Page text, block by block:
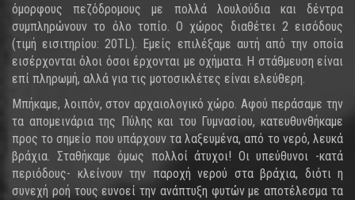
όμορφους πεζόδρομους με πολλά λουλούδια και δέντρα
συμπληρώνουν το όλο τοπίο. Ο χώρος διαθέτει 2 εισόδους
(τιμή εισιτηρίου: 20TL). Εμείς επιλέξαμε αυτή από την οποία
εισέρχονται όλοι όσοι έρχονται με οχήματα. Η στάθμευση είναι
επί πληρωμή, αλλά για τις μοτοσικλέτες είναι ελεύθερη.
Μπήκαμε, λοιπόν, στον αρχαιολογικό χώρο. Αφού περάσαμε την
τα απομεινάρια της Πύλης και του Γυμνασίου, κατευθυνθήκαμε
προς το σημείο που υπάρχουν τα λαξευμένα, από το νερό, λευκά
βράχια. Σταθήκαμε όμως πολλοί άτυχοι! Οι υπεύθυνοι -κατά
περιόδους- κλείνουν την παροχή νερού στα βράχια, διότι η
συνεχή ροή τους ευνοεί την ανάπτυξη φυτών με αποτέλεσμα τα